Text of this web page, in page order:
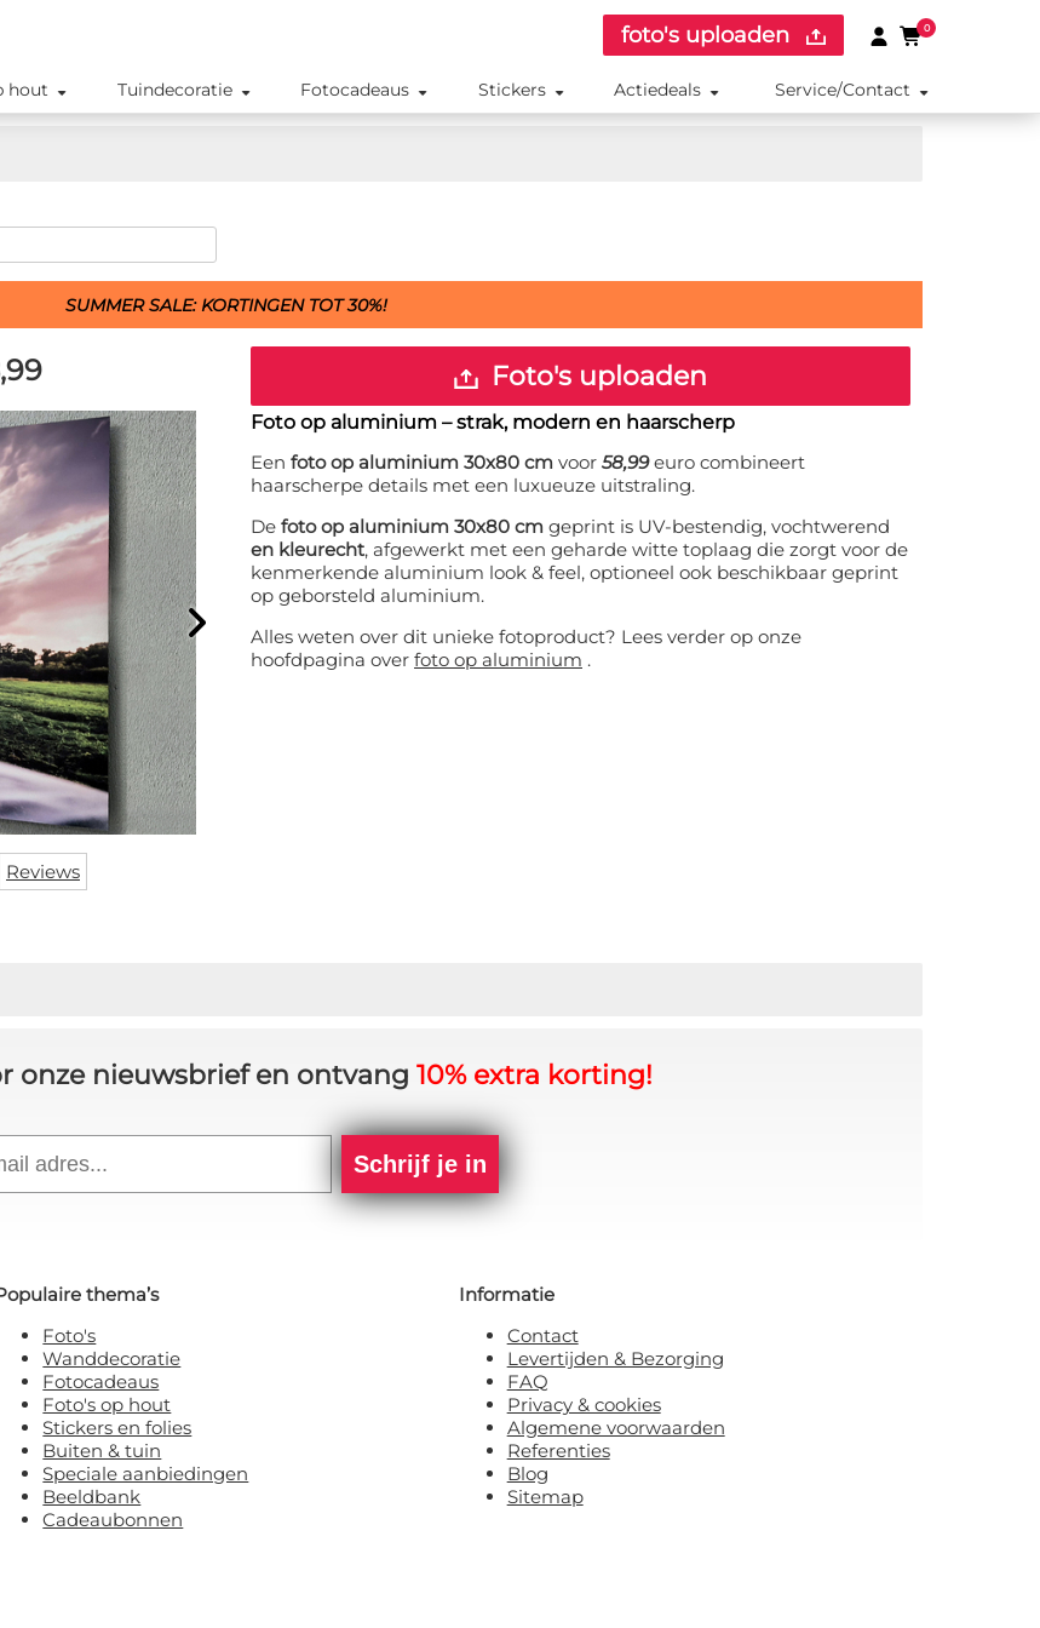
foto's uploaden 0
hout Tuindecoratie Fotocadeaus Stickers Actiedeals Service/Contact
SUMMER SALE: KORTINGEN TOT 30%!
Reviews
Foto's uploaden
Foto op aluminium – strak, modern en haarscherp
Een foto op aluminium 30x80 cm voor 58,99euro combineert
haarscherpe details met een luxueuze uitstraling.
De foto op aluminium 30x80 cm geprint is UV-bestendig, vochtwerend
en kleurecht, afgewerkt met een geharde witte toplaag die zorgt voor de
kenmerkende aluminium look & feel, optioneel ook beschikbaar geprint
op geborsteld aluminium.
Alles weten over dit unieke fotoproduct? Lees verder op onze
hoofdpagina over foto op aluminium .
onze nieuwsbrief en ontvang 10% extra korting!
Schrijf je in
thema’s
Foto's
Wanddecoratie
Fotocadeaus
Foto's op hout
Stickers en folies
Buiten & tuin
Speciale aanbiedingen
Beeldbank
Cadeaubonnen
Informatie
Contact
Levertijden & Bezorging
FAQ
Privacy & cookies
Algemene voorwaarden
Referenties
Blog
Sitemap